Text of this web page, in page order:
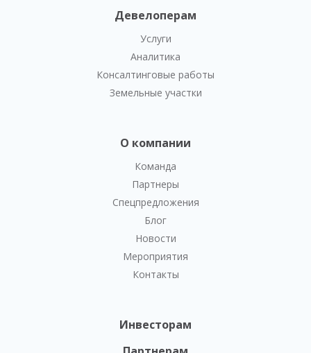
Девелоперам
Услуги
Аналитика
Консалтинговые работы
Земельные участки
О компании
Команда
Партнеры
Спецпредложения
Блог
Новости
Мероприятия
Контакты
Инвесторам